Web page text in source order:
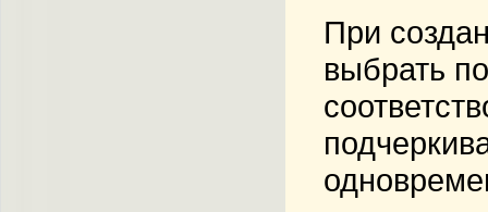
При
выбрать